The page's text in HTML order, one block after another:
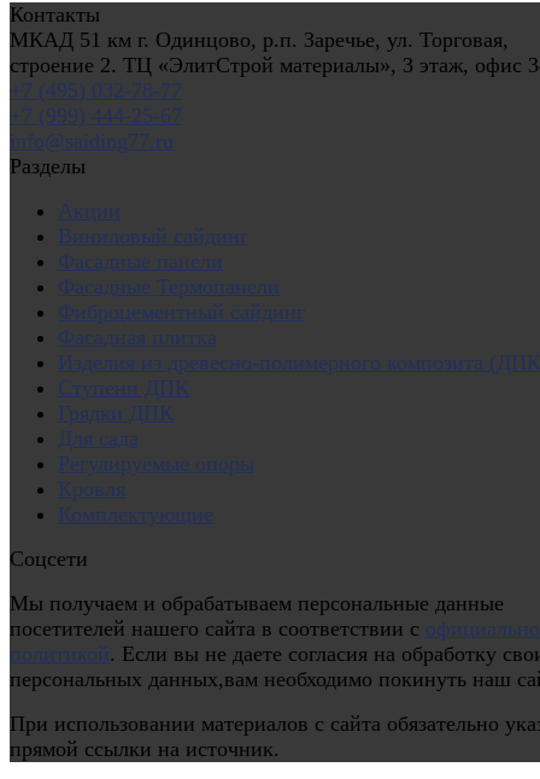
Контакты
МКАД 51 км г. Одинцово, р.п. Заречье, ул. Торговая,
строение 2. ТЦ «ЭлитСтрой материалы», 3 этаж, офис
+7 (495) 032-78-77
+7 (999) 444-25-67
info@saiding77.ru
Разделы
Акции
Виниловый сайдинг
Фасадные панели
Фасадные Термопанели
Фиброцементный сайдинг
Фасадная плитка
Изделия из древесно-полимерного композита
Ступени ДПК
Грядки ДПК
Для сада
Регулируемые опоры
Кровля
Комплектующие
Соцсети
Мы получаем и обрабатываем персональные данные
посетителей нашего сайта в соответствии с
политикой. Если вы не даете согласия на обработку
персональных данных,вам необходимо покинуть наш
При использовании материалов с сайта обязательно
прямой ссылки на источник.